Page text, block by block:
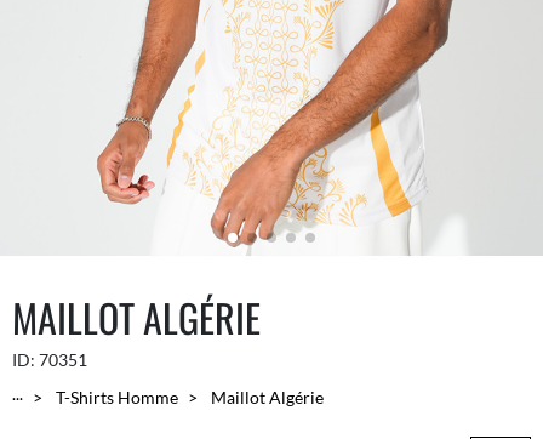
MAILLOT ALGÉRIE
ID: 70351
...
T-Shirts Homme Maillot Algérie